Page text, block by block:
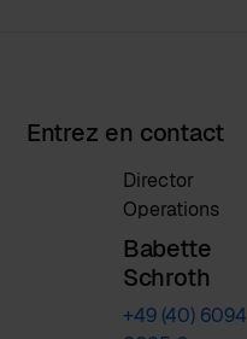
Entrez en contact
Director
Operations
Babette
Schroth
+49 (40) 6094